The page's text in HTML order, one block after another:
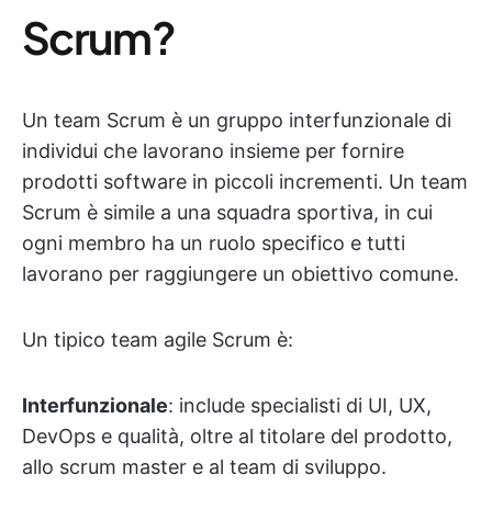
Scrum?
Un team Scrum è un gruppo interfunzionale di
individui che lavorano insieme per fornire
prodotti software in piccoli incrementi. Un team
Scrum è simile a una squadra sportiva, in cui
ogni membro ha un ruolo specifico e tutti
lavorano per raggiungere un obiettivo comune.
Un tipico team agile Scrum è:
Interfunzionale: include specialisti di UI, UX,
DevOps e qualità, oltre al titolare del prodotto,
allo scrum master e al team di sviluppo.